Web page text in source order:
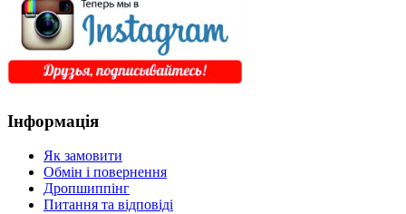
Інформація
Як замовити
Обмін і повернення
Дропшиппінг
Питання та відповіді